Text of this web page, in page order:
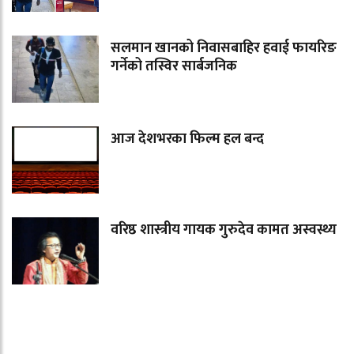
सलमान खानको निवासबाहिर हवाई फायरिङ
गर्नेको तस्विर सार्बजनिक
आज देशभरका फिल्म हल बन्द
वरिष्ठ शास्त्रीय गायक गुरुदेव कामत अस्वस्थ्य